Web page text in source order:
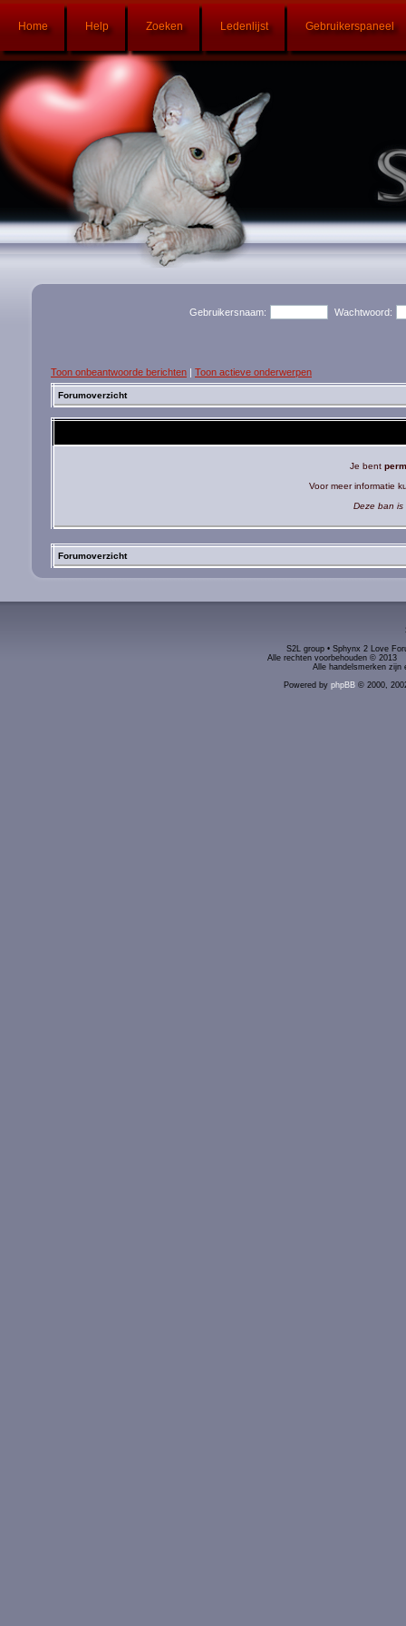
Home Help Zoeken Ledenlijst Gebruikerspaneel
Gebruikersnaam: Wachtwoord:
Toon onbeantwoorde berichten | Toon actieve onderwerpen
Forumoverzicht
Je bent
Voor meer informatie
Deze ban is
Forumoverzicht
S2L group • Sphynx 2 Love
Alle rechten voorbehouden ©
Alle handelsmerken zijn
Powered by phpBB© 2000,